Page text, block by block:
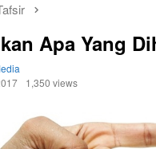
Apa Yang
1,350 views